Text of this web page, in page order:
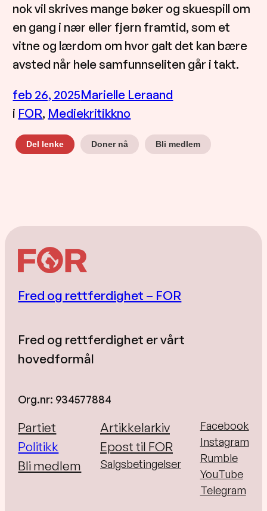
nok vil skrives mange bøker og skuespill om
en gang i nær eller fjern framtid, som et
vitne og lærdom om hvor galt det kan bære
avsted når hele samfunnseliten går i takt.
feb 26, 2025Marielle Leraand
i FOR, Mediekritikkno
Del lenke Doner nå Bli medlem
Fred og rettferdighet – FOR
Fred og rettferdighet er vårt
hovedformål
Org.nr: 934577884
Partiet
Politikk
Bli medlem
Artikkelarkiv
Epost til FOR
Salgsbetingelser
Facebook
Instagram
Rumble
YouTube
Telegram